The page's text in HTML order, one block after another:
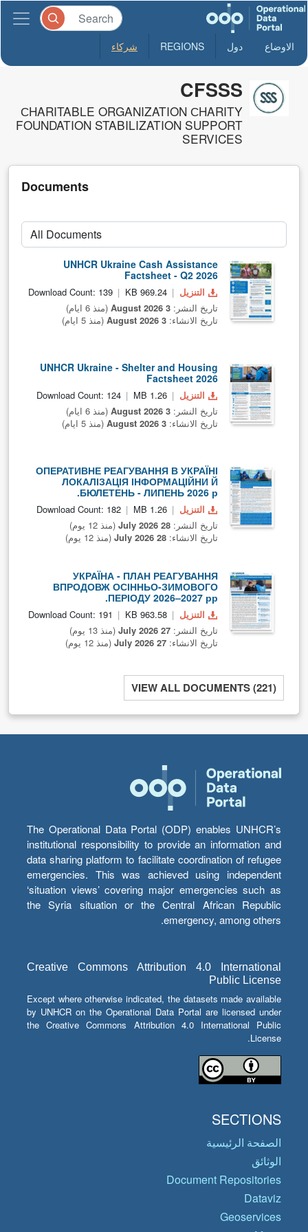
الاوضاع دول REGIONS شركاء
CFSSS
СHARITABLE ORGANIZATION СHARITY
FOUNDATION STABILIZATION SUPPORT
SERVICES
Documents
UNHCR Ukraine Cash Assistance
Factsheet - Q2 2026
التنزيل 969.24 KB
Download Count: 139
تاريخ النشر: 3 August 2026
(منذ 6 ايام)
تاريخ الانشاء: 3 August 2026 (منذ 5 ايام)
UNHCR Ukraine - Shelter and Housing
Factsheet 2026
التنزيل 1.26 MB
Download Count: 124
تاريخ النشر: 3 August 2026
(منذ 6 ايام)
تاريخ الانشاء: 3 August 2026 (منذ 5 ايام)
ОПЕРАТИВНЕ РЕАГУВАННЯ В УКРАЇНІ
ЛОКАЛІЗАЦІЯ ІНФОРМАЦІЙНИ Й
БЮЛЕТЕНЬ - ЛИПЕНЬ 2026 р.
التنزيل 1.26 MB
Download Count: 182
تاريخ النشر: 28 July 2026
(منذ 12 يوم)
تاريخ الانشاء: 28 July 2026 (منذ 12 يوم)
УКРАЇНА - ПЛАН РЕАГУВАННЯ
ВПРОДОВЖ ОСІННЬО-ЗИМОВОГО
ПЕРІОДУ 2026–2027 рр.
التنزيل 963.58 KB
Download Count: 191
تاريخ النشر: 27 July 2026
(منذ 13 يوم)
تاريخ الانشاء: 27 July 2026 (منذ 12 يوم)
VIEW ALL DOCUMENTS (221)
The Operational Data Portal (ODP) enables UNHCR’s
institutional responsibility to provide an information and
data sharing platform to facilitate coordination of refugee
emergencies. This was achieved using independent
‘situation views’ covering major emergencies such as
the Syria situation or the Central African Republic
emergency, among others.
Creative Commons Attribution 4.0 International
Public License
Except where otherwise indicated, the datasets made available
by UNHCR on the Operational Data Portal are licensed under
the Creative Commons Attribution 4.0 International Public
License.
SECTIONS
الصفحة الرئيسية
الوثائق
Document Repositories
Dataviz
Geoservices